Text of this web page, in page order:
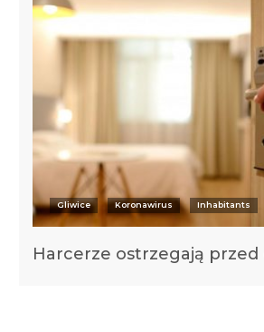
Gliwice Koronawirus Inhabitants
Harcerze ostrzegają przed